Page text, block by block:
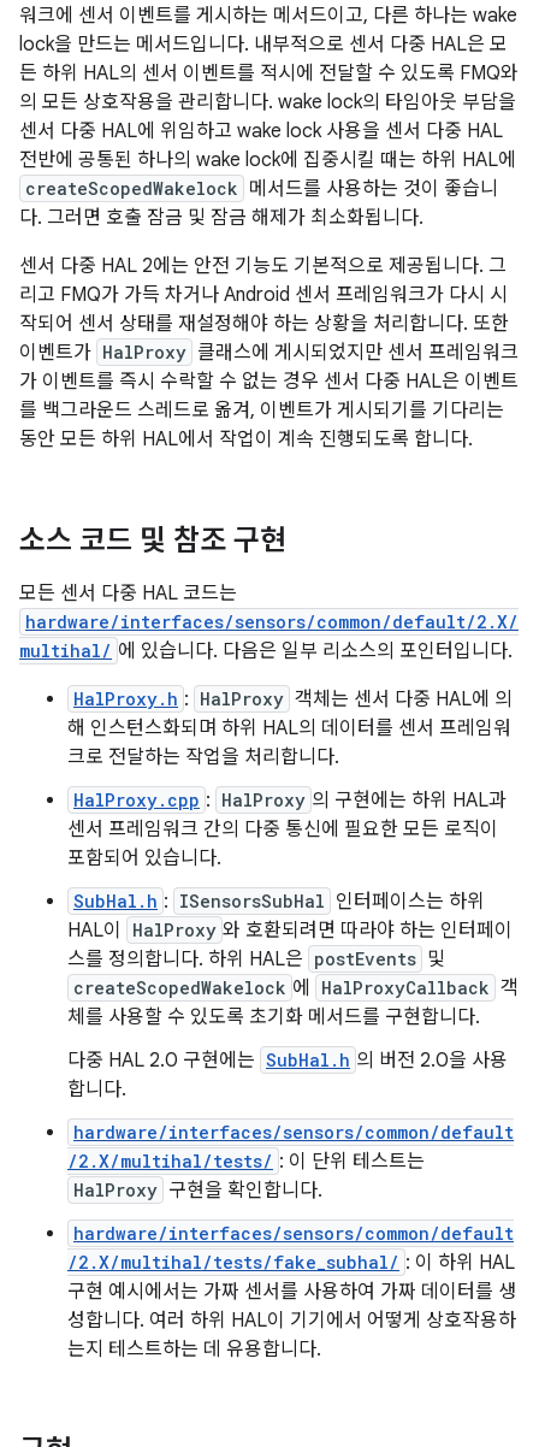
워크에 센서 이벤트를 게시하는 메서드이고, 다른 하나는 wake
lock을 만드는 메서드입니다. 내부적으로 센서 다중 HAL은 모
든 하위 HAL의 센서 이벤트를 적시에 전달할 수 있도록 FMQ와
의 모든 상호작용을 관리합니다. wake lock의 타임아웃 부담을
센서 다중 HAL에 위임하고 wake lock 사용을 센서 다중 HAL
전반에 공통된 하나의 wake lock에 집중시킬 때는 하위 HAL에
createScopedWakelock 메서드를 사용하는 것이 좋습니
다. 그러면 호출 잠금 및 잠금 해제가 최소화됩니다.
센서 다중 HAL 2에는 안전 기능도 기본적으로 제공됩니다. 그
리고 FMQ가 가득 차거나 Android 센서 프레임워크가 다시 시
작되어 센서 상태를 재설정해야 하는 상황을 처리합니다. 또한
이벤트가 HalProxy 클래스에 게시되었지만 센서 프레임워크
가 이벤트를 즉시 수락할 수 없는 경우 센서 다중 HAL은 이벤트
를 백그라운드 스레드로 옮겨, 이벤트가 게시되기를 기다리는
동안 모든 하위 HAL에서 작업이 계속 진행되도록 합니다.
소스 코드 및 참조 구현
모든 센서 다중 HAL 코드는
hardware/interfaces/sensors/common/default/2.X/
multihal/ 에 있습니다. 다음은 일부 리소스의 포인터입니다.
HalProxy.h : HalProxy 객체는 센서 다중 HAL에 의
해 인스턴스화되며 하위 HAL의 데이터를 센서 프레임워
크로 전달하는 작업을 처리합니다.
HalProxy.cpp : HalProxy 의 구현에는 하위 HAL과
센서 프레임워크 간의 다중 통신에 필요한 모든 로직이
포함되어 있습니다.
SubHal.h : ISensorsSubHal 인터페이스는 하위
HAL이
HalProxy 와 호환되려면 따라야 하는 인터페이
스를 정의합니다. 하위 HAL은 postEvents 및
createScopedWakelock 에 HalProxyCallback 객
체를 사용할 수 있도록 초기화 메서드를 구현합니다.
다중 HAL 2.0 구현에는 SubHal.h 의 버전 2.0을 사용
합니다.
hardware/interfaces/sensors/common/default
/2.X/multihal/tests/ : 이 단위 테스트는
HalProxy 구현을 확인합니다.
hardware/interfaces/sensors/common/default
/2.X/multihal/tests/fake_subhal/ : 이 하위 HAL
구현 예시에서는 가짜 센서를 사용하여 가짜 데이터를 생
성합니다. 여러 하위 HAL이 기기에서 어떻게 상호작용하
는지 테스트하는 데 유용합니다.